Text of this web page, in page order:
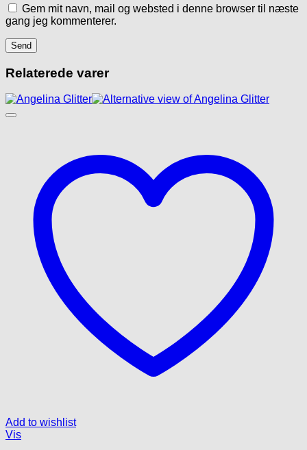
Gem mit navn, mail og websted i denne browser til næste
gang jeg kommenterer.
Relaterede varer
Add to wishlist
Vis